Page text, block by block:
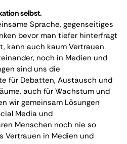
selbst.
Sprache, gegenseitiges
bevor man tiefer hinterfragt
kann auch kaum Vertrauen
noch in Medien und
sind uns die
für Debatten, Austausch und
auch für Wachstum und
wir gemeinsam Lösungen
Media und
Menschen noch nie so
Vertrauen in Medien und